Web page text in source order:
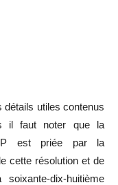
utiles contenus
il faut noter que la
est priée par la
cette résolution et de
dix-huitième